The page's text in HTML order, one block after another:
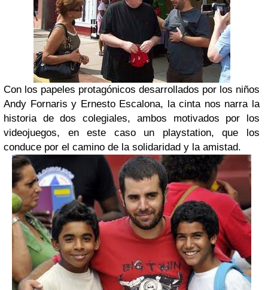
Con los papeles protagónicos desarrollados por los niños
Andy Fornaris y Ernesto Escalona, la cinta nos narra la
historia de dos colegiales, ambos motivados por los
videojuegos, en este caso un playstation, que los
conduce por el camino de la solidaridad y la amistad.